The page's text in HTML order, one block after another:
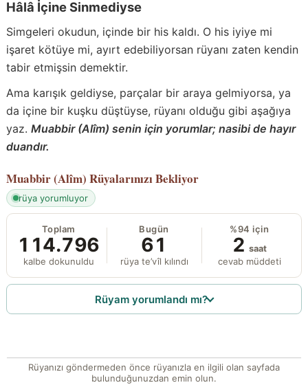
Hâlâ İçine Sinmediyse
Simgeleri okudun, içinde bir his kaldı. O his iyiye mi
işaret kötüye mi, ayırt edebiliyorsan rüyanı zaten kendin
tabir etmişsin demektir.
Ama karışık geldiyse, parçalar bir araya gelmiyorsa, ya
da içine bir kuşku düştüyse, rüyanı olduğu gibi aşağıya
yaz. Muabbir (Alîm) senin için yorumlar; nasibi de hayır
duandır.
Muabbir (Alîm) Rüyalarınızı Bekliyor
rüya yorumluyor
Toplam
114.796
kalbe dokunuldu
Bugün
61
rüya te’vîl kılındı
%94 için
2 saat
cevab müddeti
Rüyam yorumlandı mı?
Rüyanızı göndermeden önce rüyanızla en ilgili olan sayfada
bulunduğunuzdan emin olun.